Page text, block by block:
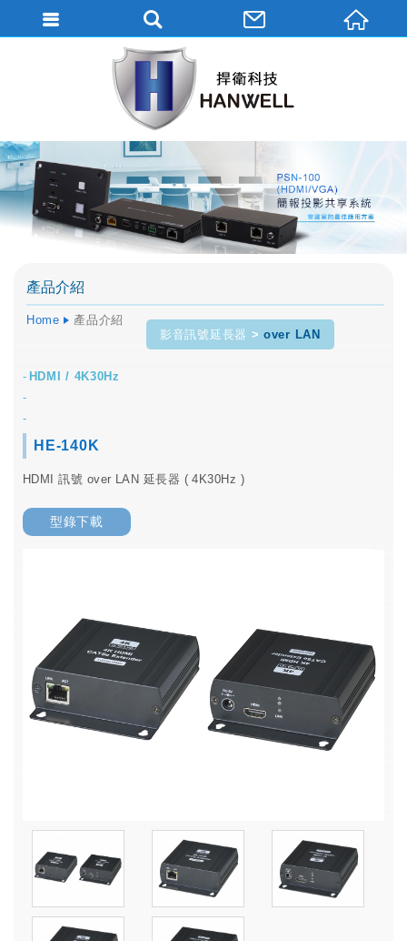
產品介紹
Home
產品介紹
影音訊號延長器
over LAN
HDMI / 4K30Hz
-
-
HE-140K
HDMI 訊號 over LAN 延長器 ( 4K30Hz )
型錄下載